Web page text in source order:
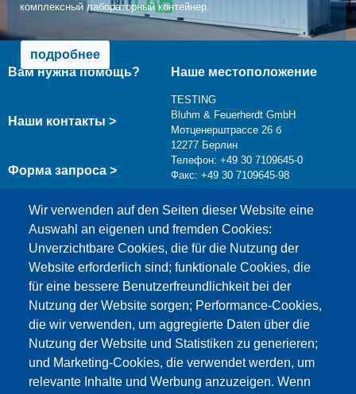
комплексный лабораторный контейнер.
подробнее
Wir verwenden auf den Seiten dieser Website eine
Auswahl an eigenen und fremden Cookies:
Unverzichtbare Cookies, die für die Nutzung der
Website erforderlich sind; funktionale Cookies, die
für eine bessere Benutzerfreundlichkeit bei der
Nutzung der Website sorgen; Performance-Cookies,
die wir verwenden, um aggregierte Daten über die
Nutzung der Website und Statistiken zu generieren;
und Marketing-Cookies, die verwendet werden, um
relevante Inhalte und Werbung anzuzeigen. Wenn
Вам нужна помощь?
Наши контакты >
Форма запроса >
Наше местоположение
TESTING
Bluhm & Feuerherdt GmbH
Мотценерштрассе 26 б
12277 Берлин
Телефон: +49 30 7109645-0
Факс: +49 30 7109645-98
info@testing.de
Этот материал заблокирован, потому что
файлы cookie Google Maps не были приняты.
НЕОБХОДИМО ПРИНЯТЬ ТОЛЬКО